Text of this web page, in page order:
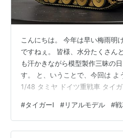
こんにちは。 今年は早い梅雨明
ですねぇ。 皆様、水分たくさん
も汗かきながら模型製作三昧の
す。 と、いうことで、今回は
1/48 タミヤ ドイツ重戦車 タイ
期型の方が良いと思ってたんで
期生産型もいいじゃないですか
うこともあり、さすがの完成度
#タイガーⅠ #リアルモデル #